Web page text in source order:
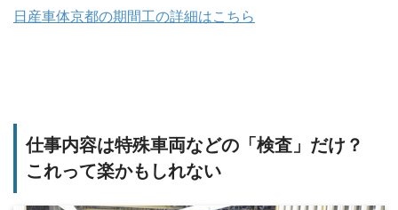
日産車体京都の期間工の詳細はこちら
仕事内容は特殊車両などの「検査」だけ？
これって楽かもしれない